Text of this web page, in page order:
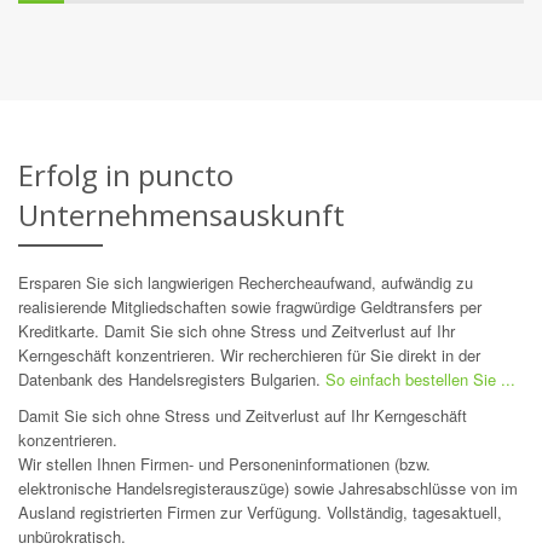
Erfolg in puncto
Unternehmensauskunft
Ersparen Sie sich langwierigen Rechercheaufwand, aufwändig zu
realisierende Mitgliedschaften sowie fragwürdige Geldtransfers per
Kreditkarte. Damit Sie sich ohne Stress und Zeitverlust auf Ihr
Kerngeschäft konzentrieren. Wir recherchieren für Sie direkt in der
Datenbank des Handelsregisters Bulgarien. So einfach bestellen Sie ...
Damit Sie sich ohne Stress und Zeitverlust auf Ihr Kerngeschäft
konzentrieren.
Wir stellen Ihnen Firmen- und Personeninformationen (bzw.
elektronische Handelsregisterauszüge) sowie Jahresabschlüsse von im
Ausland registrierten Firmen zur Verfügung. Vollständig, tagesaktuell,
unbürokratisch.